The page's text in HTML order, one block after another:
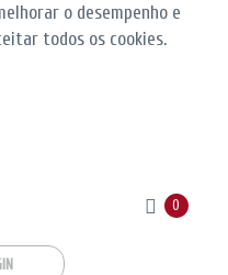
o desempenho e
todos os cookies.
0